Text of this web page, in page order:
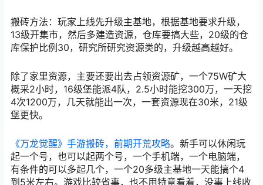
搬砖方法：玩家上线先升级主基地，根据基地要求升级，
13级开集市，然后多建造资源，仓库要搞大些，20级的仓
库保护比例30，研究所研究资源类的，升级越高越好。
除了家里资源，主要还要出去占领资源矿，一个75W矿大
概采2小时，16级堡能派4队，2.5小时能挖300万，一天挖
4次1200万，几天就能出一次，一套资源现在30米，21级
堡更快。
《万龙觉醒》手游搬砖，前期开荒攻略。新手可以休闲玩
起一个号，也可以起两个号，一个手机端，一个电脑端，
有条件的可以多起几个，一个20多级主基地一天能搞个4